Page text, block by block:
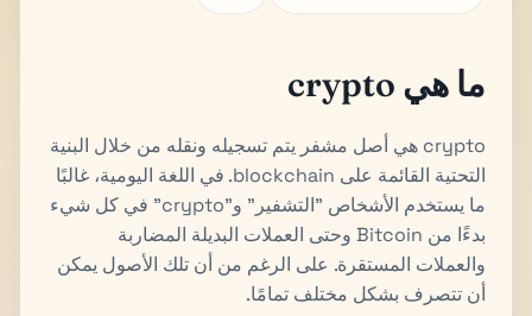
ما هي crypto
crypto هي أصل مشفر يتم تسجيله ونقله من خلال البنية
التحتية القائمة على blockchain. في اللغة اليومية، غالبًا
ما يستخدم الأشخاص "التشفير" و"crypto" في كل شيء
بدءًا من Bitcoin وحتى العملات البديلة المضاربة
والعملات المستقرة. على الرغم من أن تلك الأصول يمكن
أن تتصرف بشكل مختلف تمامًا.